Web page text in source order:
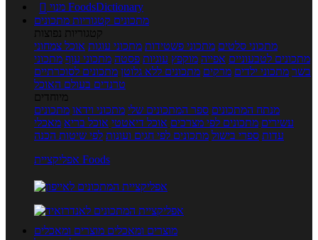

מנוי FoodsDictionary
מתכונים קטגוריות מתכונים
קטגוריות נפוצות
מתכוני סלטים מתכוני פשטידות מתכוני עוגות אוכל צמחוני
מתכונים לטבעוניים אפייה מוקפץ עוגיות פסטה מתכוני עוף מתכוני
בשר מתכוני ילדים מרקים מתכונים ללא גלוטן מתכונים לסוכרתיים
טרנדים בעולם האוכל
מיוחדים
מנתח המתכונים ספר המתכונים שלי מתכוני וידאו מתכונים
עשירים מתכונים לפי מצרכים אוכל דיאטטי אוכל בריא מאכלי
עדות ספרי בישול מתכונים לפי חגים ועונות לפי שיטות הכנה
אפליקציית Foods
מוצרים ומאכלים מוצרים ומאכלים